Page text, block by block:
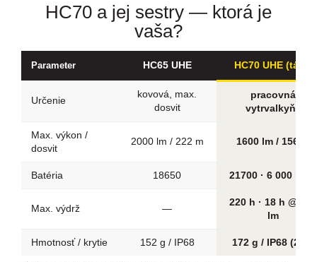
HC70 a jej sestry — ktorá je
vaša?
Parameter HC65 UHE HC70 UHE (táto)
Určenie
kovová, max.
dosvit
pracovná
vytrvalkyňa
Max. výkon /
dosvit
2000 lm / 222 m 1600 lm / 156 m
Batéria 18650 21700 · 6 000 mAh
Max. výdrž —
220 h · 18 h @ 500
lm
Hmotnosť / krytie 152 g / IP68 172 g / IP68 (2 m)